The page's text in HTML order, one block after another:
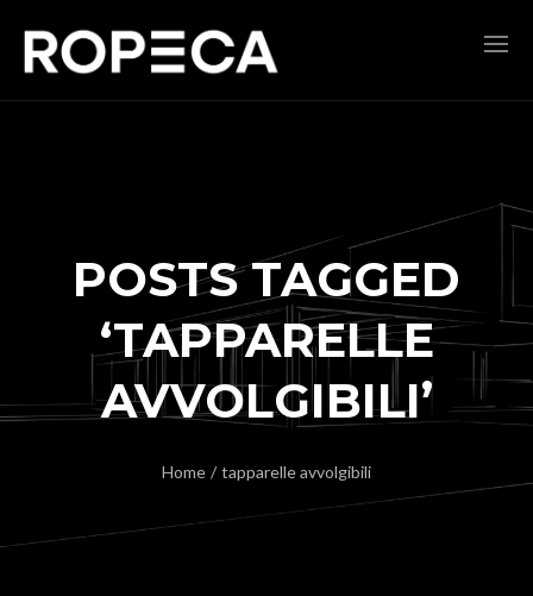
POSTS TAGGED
‘TAPPARELLE
AVVOLGIBILI’
Home / tapparelle avvolgibili